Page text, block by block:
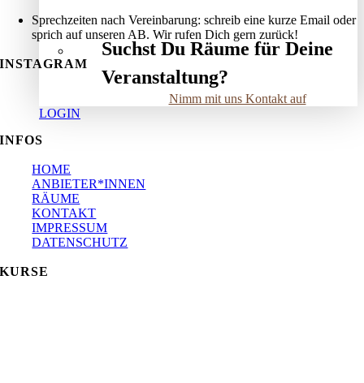
Suchst Du Räume für Deine
Veranstaltung?
Nimm mit uns Kontakt auf
LOGIN
Sprechzeiten nach Vereinbarung: schreib eine kurze Email oder
sprich auf unseren AB. Wir rufen Dich gern zurück!
INSTAGRAM
INFOS
HOME
ANBIETER*INNEN
RÄUME
KONTAKT
IMPRESSUM
DATENSCHUTZ
KURSE